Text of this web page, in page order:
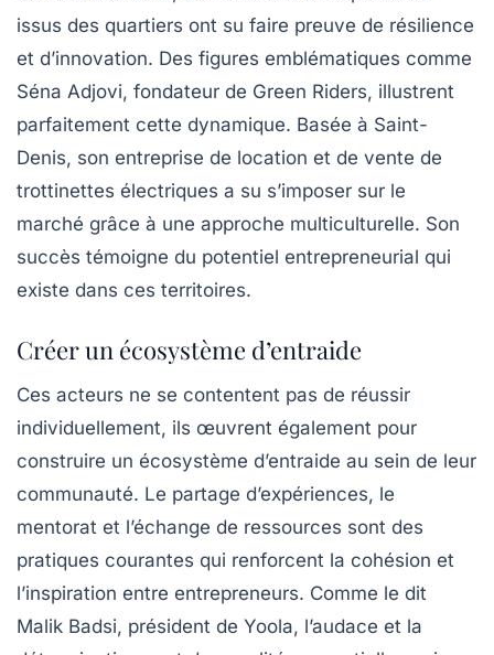
issus des quartiers ont su faire preuve de résilience
et d’innovation. Des figures emblématiques comme
Séna Adjovi, fondateur de Green Riders, illustrent
parfaitement cette dynamique. Basée à Saint-
Denis, son entreprise de location et de vente de
trottinettes électriques a su s’imposer sur le
marché grâce à une approche multiculturelle. Son
succès témoigne du potentiel entrepreneurial qui
existe dans ces territoires.
Créer un écosystème d’entraide
Ces acteurs ne se contentent pas de réussir
individuellement, ils œuvrent également pour
construire un écosystème d’entraide au sein de leur
communauté. Le partage d’expériences, le
mentorat et l’échange de ressources sont des
pratiques courantes qui renforcent la cohésion et
l’inspiration entre entrepreneurs. Comme le dit
Malik Badsi, président de Yoola, l’audace et la